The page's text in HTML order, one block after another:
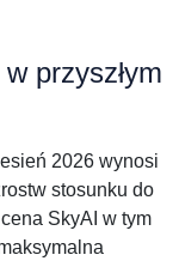
przyszłym
2026 wynosi
stosunku do
SkyAI w tym